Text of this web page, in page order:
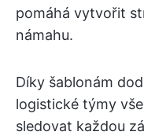
pomáhá vytvořit
námahu.
Díky šablonám
logistické týmy
sledovat každou